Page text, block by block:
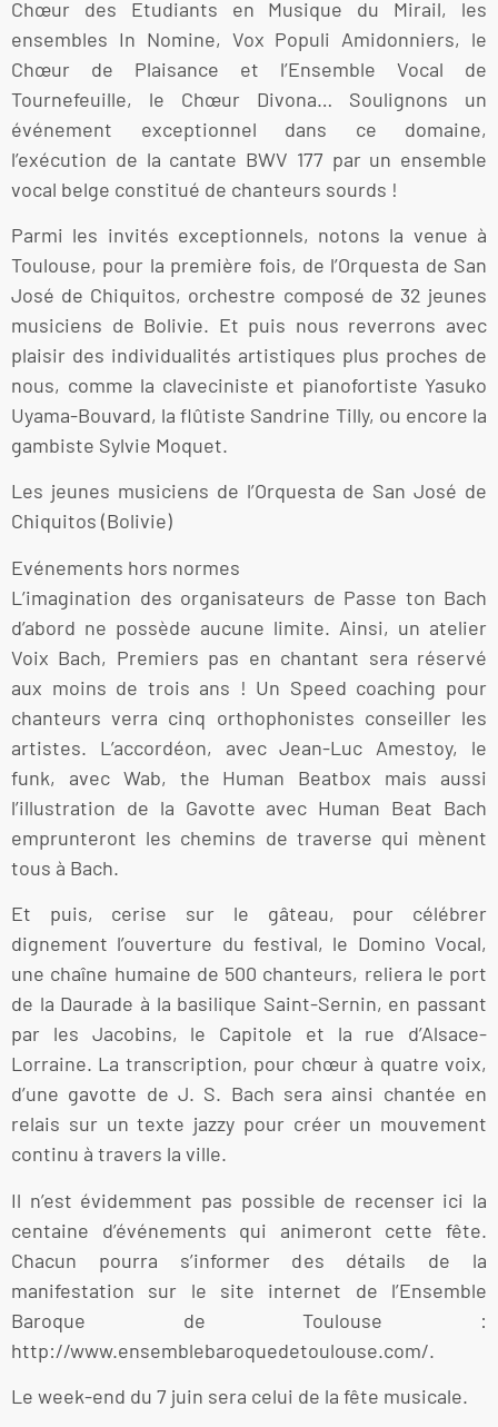
Chœur des Etudiants en Musique du Mirail, les
ensembles In Nomine, Vox Populi Amidonniers, le
Chœur de Plaisance et l’Ensemble Vocal de
Tournefeuille, le Chœur Divona… Soulignons un
événement exceptionnel dans ce domaine,
l’exécution de la cantate BWV 177 par un ensemble
vocal belge constitué de chanteurs sourds !
Parmi les invités exceptionnels, notons la venue à
Toulouse, pour la première fois, de l’Orquesta de San
José de Chiquitos, orchestre composé de 32 jeunes
musiciens de Bolivie. Et puis nous reverrons avec
plaisir des individualités artistiques plus proches de
nous, comme la claveciniste et pianofortiste Yasuko
Uyama-Bouvard, la flûtiste Sandrine Tilly, ou encore la
gambiste Sylvie Moquet.
Les jeunes musiciens de l’Orquesta de San José de
Chiquitos (Bolivie)
Evénements hors normes
L’imagination des organisateurs de Passe ton Bach
d’abord ne possède aucune limite. Ainsi, un atelier
Voix Bach, Premiers pas en chantant sera réservé
aux moins de trois ans ! Un Speed coaching pour
chanteurs verra cinq orthophonistes conseiller les
artistes. L’accordéon, avec Jean-Luc Amestoy, le
funk, avec Wab, the Human Beatbox mais aussi
l’illustration de la Gavotte avec Human Beat Bach
emprunteront les chemins de traverse qui mènent
tous à Bach.
Et puis, cerise sur le gâteau, pour célébrer
dignement l’ouverture du festival, le Domino Vocal,
une chaîne humaine de 500 chanteurs, reliera le port
de la Daurade à la basilique Saint-Sernin, en passant
par les Jacobins, le Capitole et la rue d’Alsace-
Lorraine. La transcription, pour chœur à quatre voix,
d’une gavotte de J. S. Bach sera ainsi chantée en
relais sur un texte jazzy pour créer un mouvement
continu à travers la ville.
Il n’est évidemment pas possible de recenser ici la
centaine d’événements qui animeront cette fête.
Chacun pourra s’informer des détails de la
manifestation sur le site internet de l’Ensemble
Baroque de Toulouse :
http://www.ensemblebaroquedetoulouse.com/.
Le week-end du 7 juin sera celui de la fête musicale.